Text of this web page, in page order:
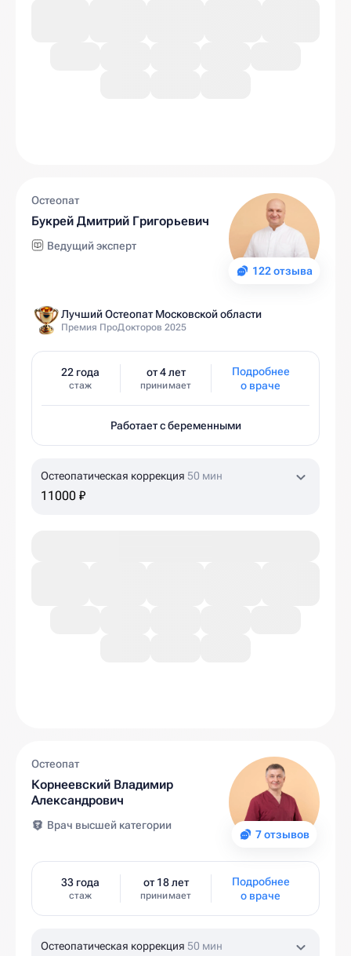
122 отзыва
Остеопат
Букрей Дмитрий Григорьевич
Ведущий эксперт
Лучший Остеопат Московской области
Премия ПроДокторов 2025
22 года
стаж
от 4 лет
принимает
Подробнее
о враче
Работает с беременными
Остеопатическая коррекция 50 мин
11000 ₽
7 отзывов
Остеопат
Корнеевский Владимир
Александрович
Врач высшей категории
33 года
стаж
от 18 лет
принимает
Подробнее
о враче
Остеопатическая коррекция 50 мин